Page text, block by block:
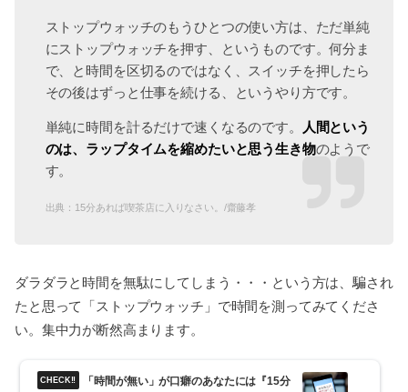
ストップウォッチのもうひとつの使い方は、ただ単純
にストップウォッチを押す、というものです。何分ま
で、と時間を区切るのではなく、スイッチを押したら
その後はずっと仕事を続ける、というやり方です。
単純に時間を計るだけで速くなるのです。
人間という
のは、ラップタイムを縮めたいと思う生き物のようで
す。
出典：15分あれば喫茶店に入りなさい。/齋藤孝
ダラダラと時間を無駄にしてしまう・・・という方は、騙され
たと思って「ストップウォッチ」で時間を測ってみてくださ
い。集中力が断然高まります。
「時間が無い」が口癖のあなたには『15分